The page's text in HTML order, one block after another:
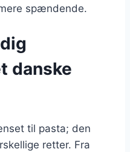
spændende.
danske
til pasta; den
retter. Fra